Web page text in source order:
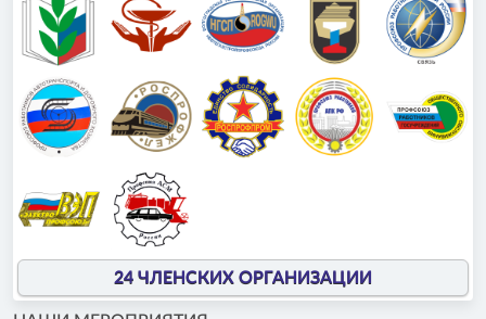
24 ЧЛЕНСКИХ ОРГАНИЗАЦИИ